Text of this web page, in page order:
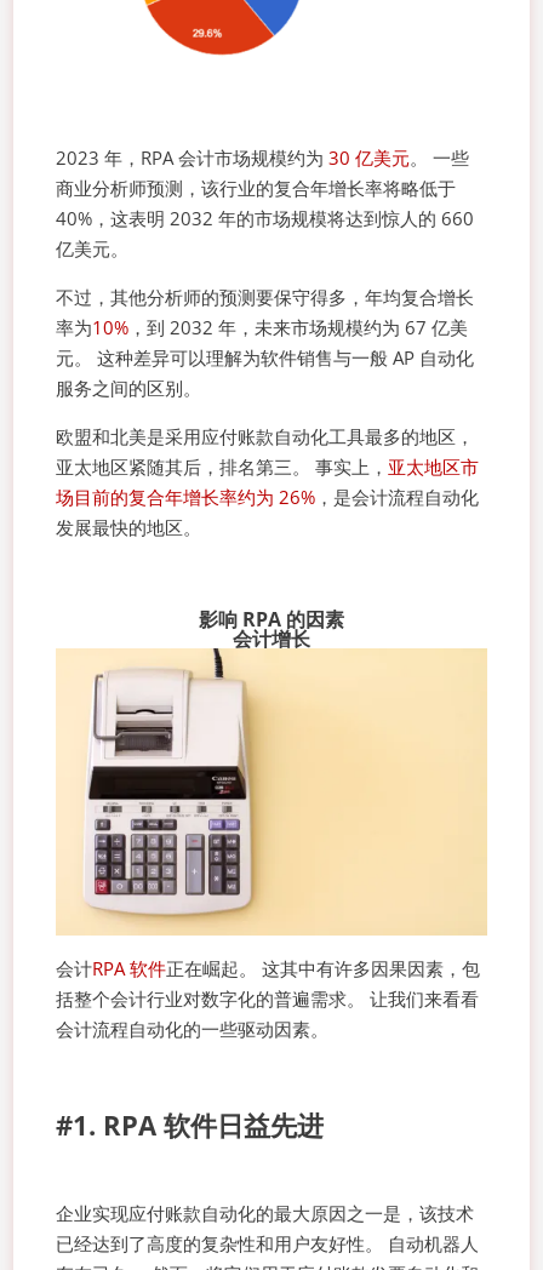
2023 年，RPA 会计市场规模约为 30 亿美元。 一些
商业分析师预测，该行业的复合年增长率将略低于
40%，这表明 2032 年的市场规模将达到惊人的 660
亿美元。
不过，其他分析师的预测要保守得多，年均复合增长
率为10% ，到 2032 年，未来市场规模约为 67 亿美
元。 这种差异可以理解为软件销售与一般 AP 自动化
服务之间的区别。
欧盟和北美是采用应付账款自动化工具最多的地区，
亚太地区紧随其后，排名第三。 事实上， 亚太地区市
场目前的复合年增长率约为 26% ，是会计流程自动化
发展最快的地区。
影响 RPA 的因素
会计增长
会计RPA 软件正在崛起。 这其中有许多因果因素，包
括整个会计行业对数字化的普遍需求。 让我们来看看
会计流程自动化的一些驱动因素。
#1. RPA 软件日益先进
企业实现应付账款自动化的最大原因之一是，该技术
已经达到了高度的复杂性和用户友好性。 自动机器人